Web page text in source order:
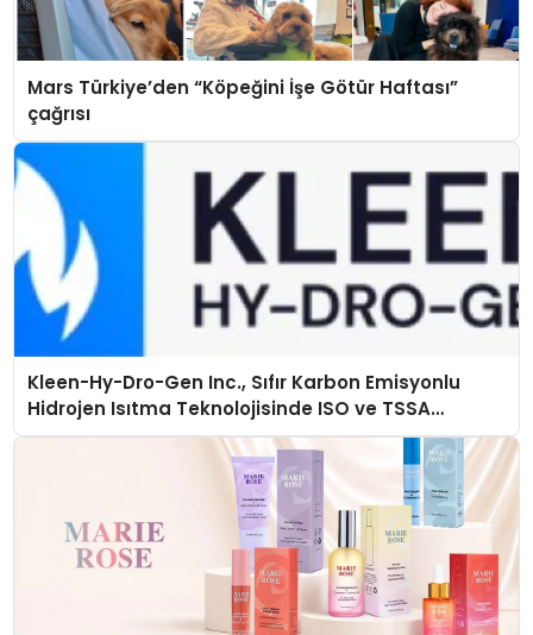
Mars Türkiye’den “Köpeğini İşe Götür Haftası”
çağrısı
Kleen-Hy-Dro-Gen Inc., Sıfır Karbon Emisyonlu
Hidrojen Isıtma Teknolojisinde ISO ve TSSA
Düzenleyici Onaylarını Aldı